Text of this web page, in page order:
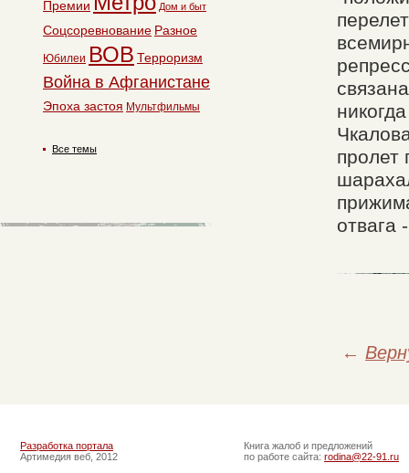
пролет
отвага
←
Премии Дом и быт
Соцсоревнование Разное
Юбилеи ВОВ Терроризм
Война в Афганистане
Эпоха застоя Мультфильмы
Все темы
Разработка портала
Артимедия веб, 2012
Книга жалоб и предложений
по работе сайта: rodina@22-91.ru